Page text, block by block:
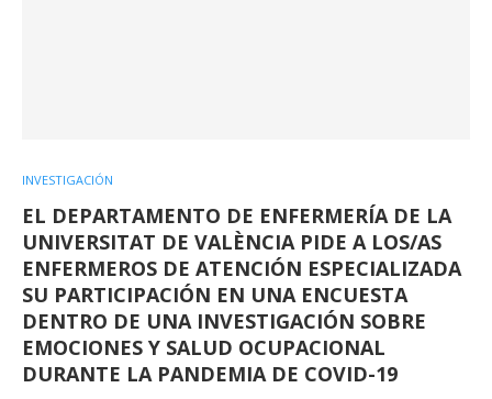
INVESTIGACIÓN
EL DEPARTAMENTO DE ENFERMERÍA DE LA
UNIVERSITAT DE VALÈNCIA PIDE A LOS/AS
ENFERMEROS DE ATENCIÓN ESPECIALIZADA
SU PARTICIPACIÓN EN UNA ENCUESTA
DENTRO DE UNA INVESTIGACIÓN SOBRE
EMOCIONES Y SALUD OCUPACIONAL
DURANTE LA PANDEMIA DE COVID-19